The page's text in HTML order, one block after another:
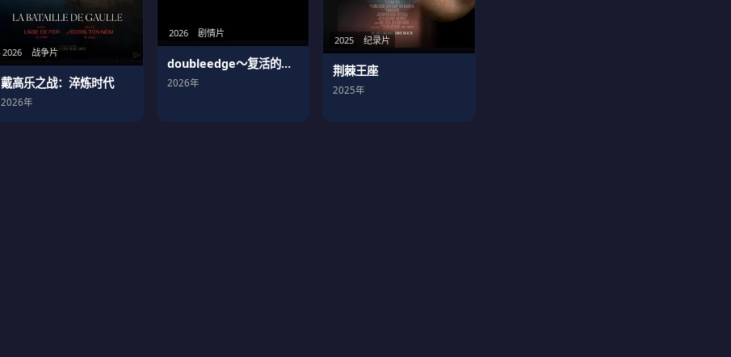
2026 战争片
戴高乐之战：淬炼时代
2026年
2026 剧情片
doubleedge～复活的男人
2026年
2025 纪录片
荆棘王座
2025年